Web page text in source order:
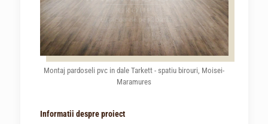
Montaj pardoseli pvc in dale Tarkett - spatiu birouri, Moisei-
Maramures
Informatii despre proiect